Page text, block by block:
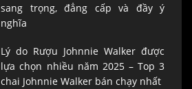
sang trọng, đẳng cấp và đầy ý
nghĩa
Lý do Rượu Johnnie Walker được
lựa chọn nhiều năm 2025 – Top 3
chai Johnnie Walker bán chạy nhất